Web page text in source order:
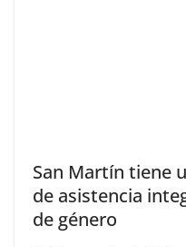
San Martín tiene
de asistencia
de género